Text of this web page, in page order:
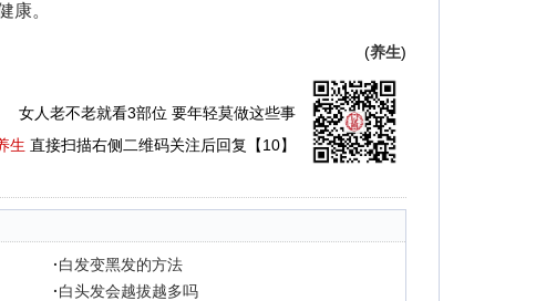
康。
(养生)
女人老不老就看3部位 要年轻莫做这些事
生 直接扫描右侧二维码关注后回复【10】
·白发变黑发的方法
·白头发会越拔越多吗